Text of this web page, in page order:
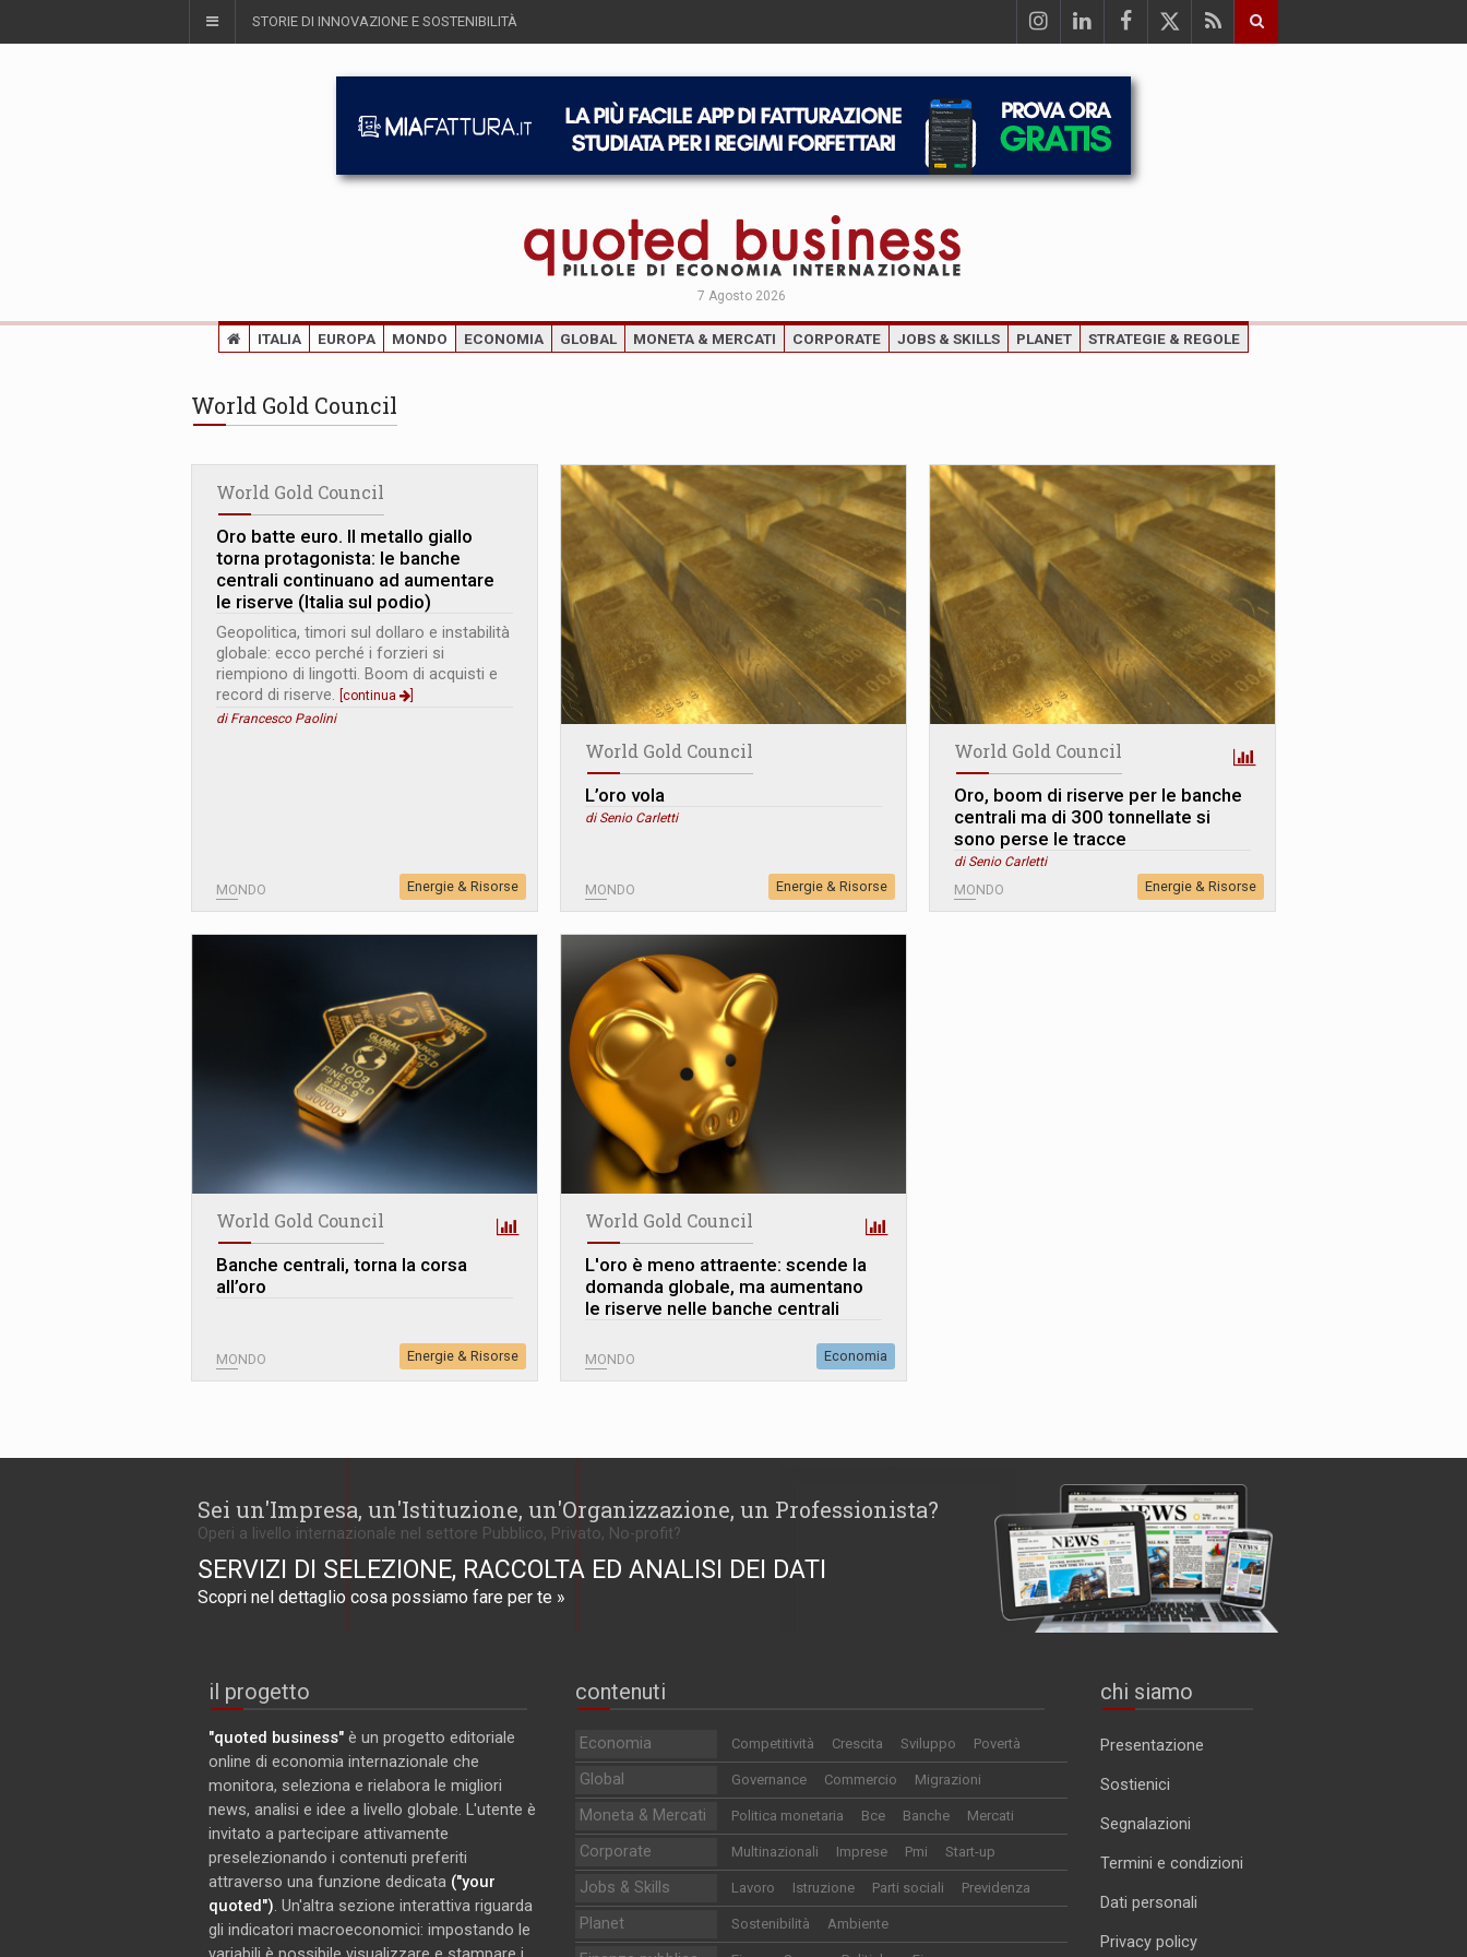
STORIE DI INNOVAZIONE E SOSTENIBILITÀ
7 Agosto 2026
ITALIA EUROPA MONDO ECONOMIA GLOBAL MONETA & MERCATI CORPORATE JOBS & SKILLS PLANET STRATEGIE & REGOLE
World Gold Council
World Gold Council
Oro batte euro. Il metallo giallo
torna protagonista: le banche
centrali continuano ad aumentare
le riserve (Italia sul podio)
Geopolitica, timori sul dollaro e instabilità
globale: ecco perché i forzieri si
riempiono di lingotti. Boom di acquisti e
record di riserve. [continua
di Francesco Paolini
MONDO Energie & Risorse
World Gold Council
L’oro vola
di Senio Carletti
MONDO Energie & Risorse
World Gold Council
Oro, boom di riserve per le banche
centrali ma di 300 tonnellate si
sono perse le tracce
di Senio Carletti
MONDO Energie & Risorse
World Gold Council
Banche centrali, torna la corsa
all’oro
MONDO Energie & Risorse
World Gold Council
L'oro è meno attraente: scende la
domanda globale, ma aumentano
le riserve nelle banche centrali
MONDO Economia
Sei un'Impresa, un'Istituzione, un'Organizzazione, un Professionista?
Operi a livello internazionale nel settore Pubblico, Privato, No-profit?
SERVIZI DI SELEZIONE, RACCOLTA ED ANALISI DEI DATI
Scopri nel dettaglio cosa possiamo fare per te »
il progetto
"quoted business" è un progetto editoriale
online di economia internazionale che
monitora, seleziona e rielabora le migliori
news, analisi e idee a livello globale. L'utente è
invitato a partecipare attivamente
preselezionando i contenuti preferiti
attraverso una funzione dedicata ("your
quoted"). Un'altra sezione interattiva riguarda
gli indicatori macroeconomici: impostando le
contenuti
Economia Competitività Crescita Sviluppo Povertà
Global Governance Commercio Migrazioni
Moneta & Mercati Politica monetaria Bce Banche Mercati
Corporate Multinazionali Imprese Pmi Start-up
Jobs & Skills Lavoro Istruzione Parti sociali Previdenza
Planet Sostenibilità Ambiente
chi siamo
Presentazione
Sostienici
Segnalazioni
Termini e condizioni
Dati personali
Privacy policy